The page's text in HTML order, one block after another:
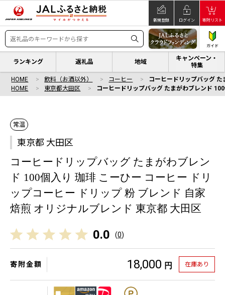
新規登録 ログイン 寄附リスト
ガイド
ランキング 返礼品 地域
キャンペーン・
特集
HOME 飲料（お酒以外） コーヒー
コーヒードリップバッグ
HOME
東京都大田区 コーヒードリップバッグ たまがわブレンド
常温
東京都 大田区
コーヒードリップバッグ たまがわブレン
ド 100個入り 珈琲 こーひー コーヒー ドリ
ップコーヒー ドリップ 粉 ブレンド 自家
焙煎 オリジナルブレンド 東京都 大田区
0.0 (0)
寄附金額 18,000 円 在庫あり